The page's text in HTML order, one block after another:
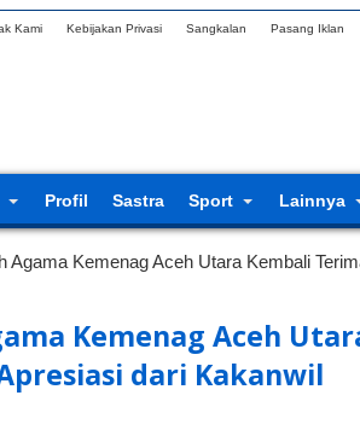
Kami Kebijakan Privasi Sangkalan Pasang Iklan
Profil Sastra Sport Lainnya
Agama Kemenag Aceh Utara Kembali
Kemenag Aceh
dari Kakanwil